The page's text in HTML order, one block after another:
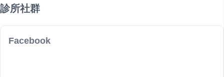
診所社群
Facebook